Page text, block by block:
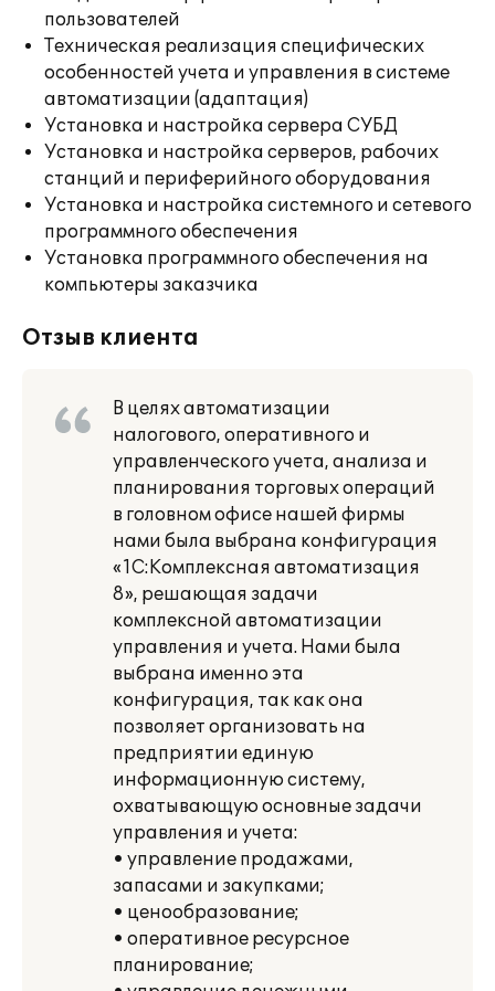
пользователей
Техническая реализация специфических
особенностей учета и управления в системе
автоматизации (адаптация)
Установка и настройка сервера СУБД
Установка и настройка серверов, рабочих
станций и периферийного оборудования
Установка и настройка системного и сетевого
программного обеспечения
Установка программного обеспечения на
компьютеры заказчика
Отзыв клиента
В целях автоматизации
налогового, оперативного и
управленческого учета, анализа и
планирования торговых операций
в головном офисе нашей фирмы
нами была выбрана конфигурация
«1С:Комплексная автоматизация
8», решающая задачи
комплексной автоматизации
управления и учета. Нами была
выбрана именно эта
конфигурация, так как она
позволяет организовать на
предприятии единую
информационную систему,
охватывающую основные задачи
управления и учета:
• управление продажами,
запасами и закупками;
• ценообразование;
• оперативное ресурсное
планирование;